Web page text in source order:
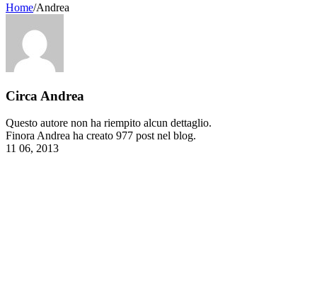
Home/Andrea
Circa Andrea
Questo autore non ha riempito alcun dettaglio.
Finora Andrea ha creato 977 post nel blog.
11 06, 2013